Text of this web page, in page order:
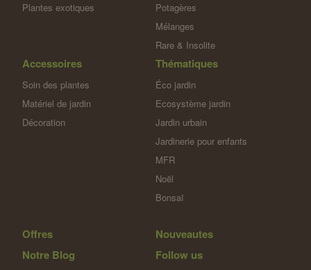
Plantes exotiques
Potagères
Mélanges
Rare & Insolite
Accessoires
Soin des plantes
Matériel de jardin
Décoration
Thématiques
Éco jardin
Ecosystème jardin
Jardin urbain
Jardinerie pour enfants
MFR
Noël
Bonsaï
Offres
Nouveautes
Notre Blog
Follow us